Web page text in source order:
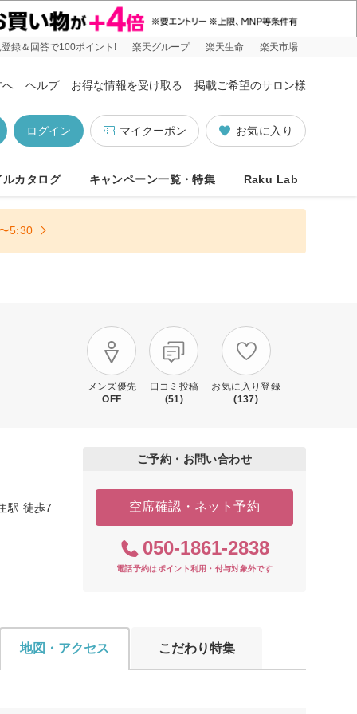
録＆回答で100ポイント! 楽天グループ 楽天生命 楽天市場
へ ヘルプ お得な情報を受け取る 掲載ご希望のサロン様
お気に入り
マイクーポン
ログイン
ルカタログ キャンペーン一覧・特集 Raku Lab
5:30
メンズ優先
OFF
口コミ投稿
(51)
お気に入り登録
(137)
駅 徒歩7
ご予約・お問い合わせ
空席確認・ネット予約
050-1861-2838
電話予約はポイント利用・付与対象外です
地図・アクセス こだわり特集